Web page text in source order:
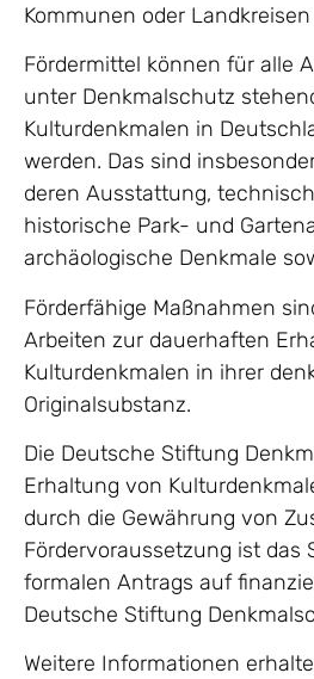
Kommunen oder
Fördermittel können für alle
unter Denkmalschutz
Kulturdenkmalen in
werden. Das sind
deren Ausstattung,
historische Park- und
archäologische Denkmale
Förderfähige Maßnahmen
Arbeiten zur dauerhaften
Kulturdenkmalen in ihrer
Originalsubstanz.
Die Deutsche Stiftung
Erhaltung von
durch die Gewährung von
Fördervoraussetzung ist das
formalen Antrags auf
Deutsche Stiftung
Weitere Informationen